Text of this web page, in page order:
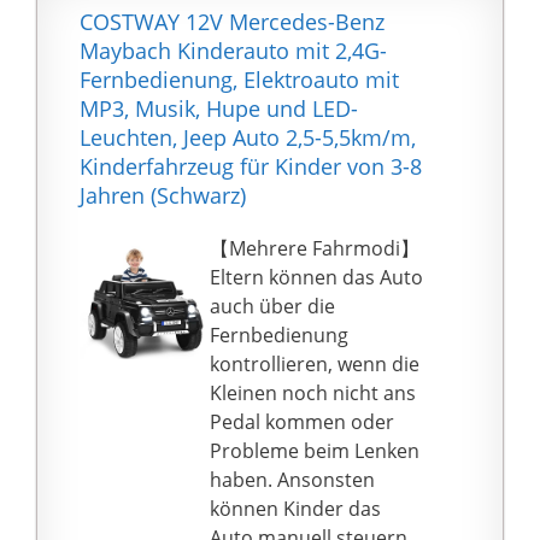
beschleunigen.
Ultimativer Komfort mit
weichem PU-Ledersitz.
Sicher und stabil:
Motorrad mit 4-Rad-
Design, 2 breiten
Rädern und 2
Hilfsrädern, die die
Fahrt Ihres Babys viel
sicherer und stabiler
machen, aber das
stilvolle Aussehen nicht
beeinträchtigen. Bieten
eine sanfte und
komfortable Fahrt.
Genießen Sie während
der Fahrt Musik:
Ausgestattet mit
Scheinwerfer und
COSTWAY 12V Mercedes-Benz
Maybach Kinderauto mit 2,4G-
Fernbedienung, Elektroauto mit
MP3, Musik, Hupe und LED-
Leuchten, Jeep Auto 2,5-5,5km/m,
Kinderfahrzeug für Kinder von 3-8
Jahren (Schwarz)
【Mehrere Fahrmodi】
Eltern können das Auto
auch über die
Fernbedienung
kontrollieren, wenn die
Kleinen noch nicht ans
Pedal kommen oder
Probleme beim Lenken
haben. Ansonsten
können Kinder das